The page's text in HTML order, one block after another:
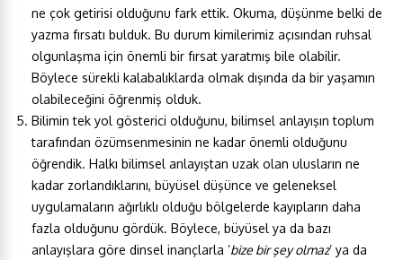
ne çok getirisi olduğunu fark ettik. Okuma, düşünme belki de
yazma fırsatı bulduk. Bu durum kimilerimiz açısından ruhsal
olgunlaşma için önemli bir fırsat yaratmış bile olabilir.
Böylece sürekli kalabalıklarda olmak dışında da bir yaşamın
olabileceğini öğrenmiş olduk.
Bilimin tek yol gösterici olduğunu, bilimsel anlayışın toplum
tarafından özümsenmesinin ne kadar önemli olduğunu
öğrendik. Halkı bilimsel anlayıştan uzak olan ulusların ne
kadar zorlandıklarını, büyüsel düşünce ve geleneksel
uygulamaların ağırlıklı olduğu bölgelerde kayıpların daha
fazla olduğunu gördük. Böylece, büyüsel ya da bazı
anlayışlara göre dinsel inançlarla ‘bize bir şey olmaz’ ya da